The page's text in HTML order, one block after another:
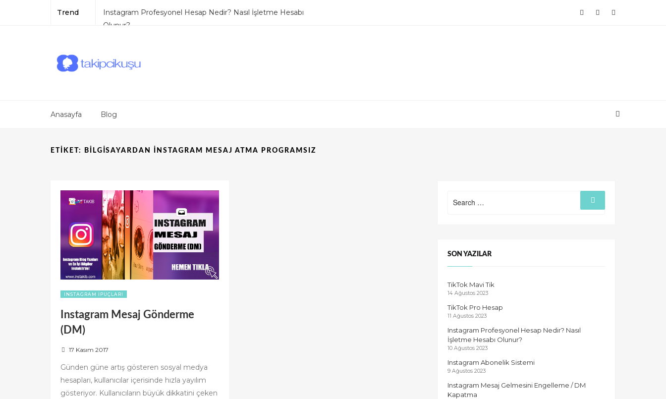
Trend
Instagram Profesyonel Hesap Nedir? Nasıl İşletme Hesabı
Olunur?
TikTok Mavi Tik
Anasayfa Blog
ETIKET: BILGISAYARDAN INSTAGRAM MESAJ ATMA PROGRAMSIZ
INSTAGRAM İPUÇLARI
Instagram Mesaj Gönderme
(DM)
s
t
e
17 Kasım 2017
Günden güne artış gösteren sosyal medya
hesapları, kullanıcılar içerisinde hızla yayılım
gösteriyor. Kullanıcıların büyük dikkatini çeken
for:
Search
SON YAZILAR
TikTok Mavi Tik
14 Ağustos 2023
TikTok Pro Hesap
11 Ağustos 2023
Instagram Profesyonel Hesap Nedir? Nasıl
İşletme Hesabı Olunur?
10 Ağustos 2023
Instagram Abonelik Sistemi
9 Ağustos 2023
Instagram Mesaj Gelmesini Engelleme / DM
Kapatma